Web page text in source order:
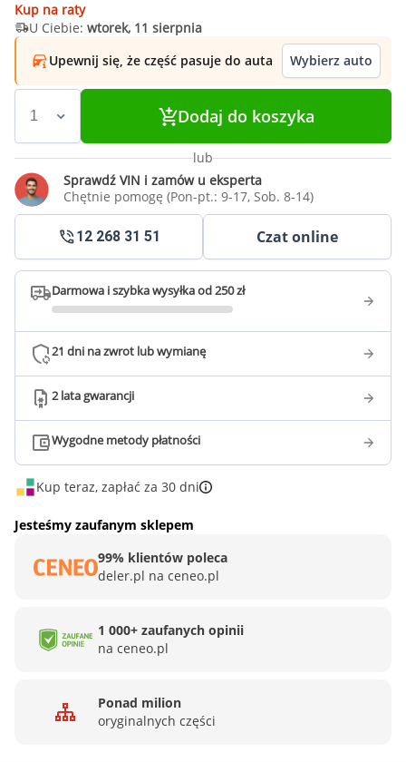
Kup na raty
U Ciebie: wtorek, 11 sierpnia
Upewnij się, że część pasuje do auta
Wybierz auto
Dodaj do koszyka
lub
Sprawdź VIN i zamów u eksperta
Chętnie pomogę (Pon-pt.: 9-17, Sob. 8-14)
12 268 31 51 Czat online
Darmowa i szybka wysyłka od 250 zł
21 dni na zwrot lub wymianę
2 lata gwarancji
Wygodne metody płatności
Kup teraz, zapłać za 30 dni
Jesteśmy zaufanym sklepem
99% klientów poleca
deler.pl na ceneo.pl
1 000+ zaufanych opinii
na ceneo.pl
Ponad milion
oryginalnych części